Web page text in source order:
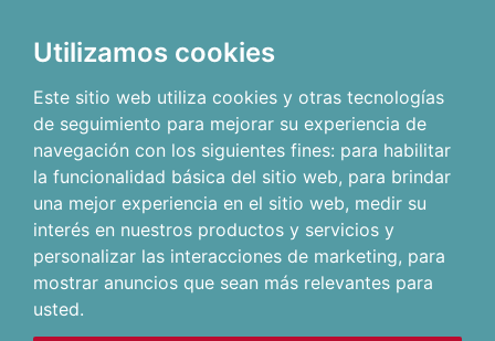
Utilizamos cookies
Este sitio web utiliza cookies y otras tecnologías
de seguimiento para mejorar su experiencia de
navegación con los siguientes fines: para habilitar
la funcionalidad básica del sitio web, para brindar
una mejor experiencia en el sitio web, medir su
interés en nuestros productos y servicios y
personalizar las interacciones de marketing, para
mostrar anuncios que sean más relevantes para
usted.